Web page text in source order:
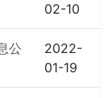
02-10
公
2022-
01-19